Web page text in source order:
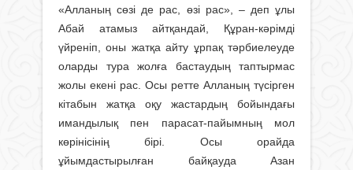
«Алланың сөзі де рас, өзі рас», – деп ұлы
Абай атамыз айтқандай, Құран-кәрімді
үйреніп, оны жатқа айту ұрпақ тәрбиелеуде
оларды тура жолға бастаудың таптырмас
жолы екені рас. Осы ретте Алланың түсірген
кітабын жатқа оқу жастардың бойындағы
имандылық пен парасат-пайымның мол
көрінісінің бірі. Осы орайда
ұйымдастырылған байқауда Азан